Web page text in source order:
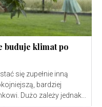
buduje klimat po
się zupełnie inną
bardziej
Dużo zależy jednak...